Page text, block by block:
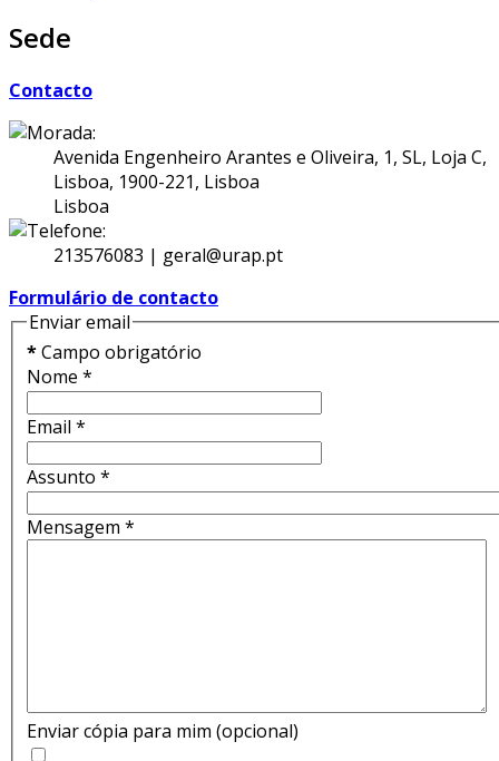
Sede
Contacto
Avenida Engenheiro Arantes e Oliveira, 1, SL, Loja C,
Lisboa, 1900-221, Lisboa
Lisboa
213576083 | geral@urap.pt
Formulário de contacto
Enviar email
*Campo obrigatório
Nome *
Email *
Assunto *
Mensagem *
Enviar cópia para mim (opcional)